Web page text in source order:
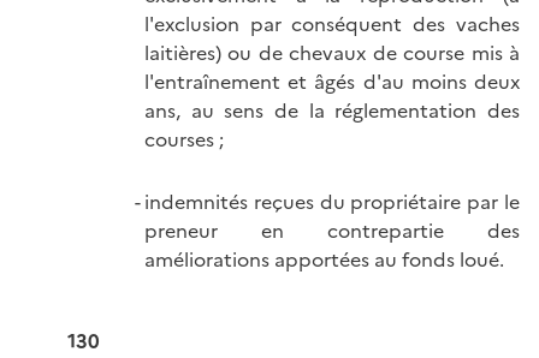
l'exclusion par conséquent des vaches
laitières) ou de chevaux de course mis à
l'entraînement et âgés d'au moins deux
ans, au sens de la réglementation des
courses ;
indemnités reçues du propriétaire par le
preneur en contrepartie des
améliorations apportées au fonds loué.
130